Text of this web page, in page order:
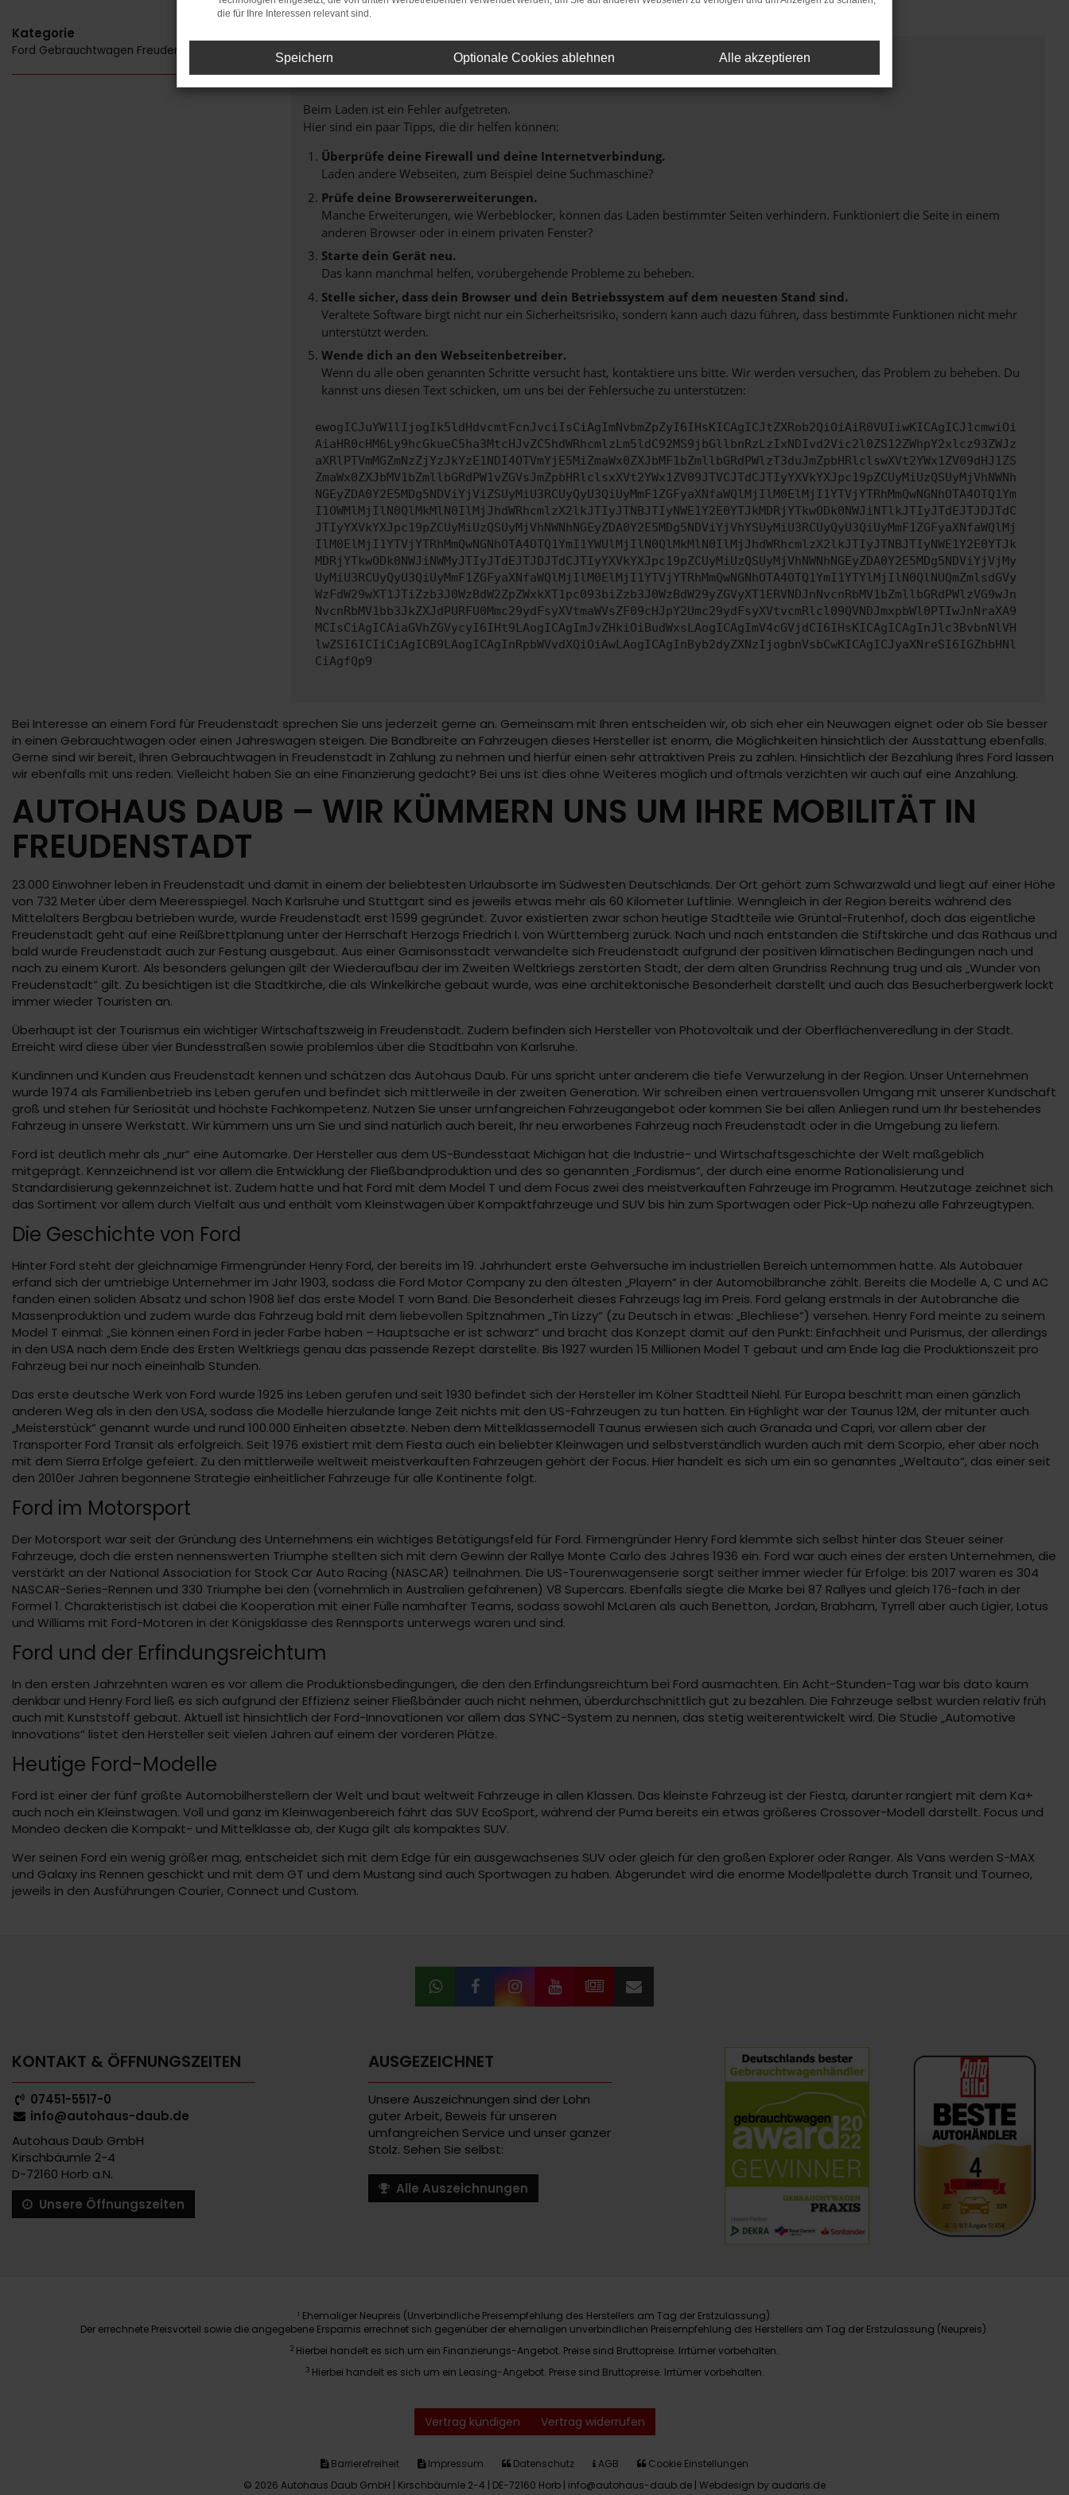
Kategorie
Ford Gebrauchtwagen Freudenstadt FEHLER: NETWORK ERROR
Beim Laden ist ein Fehler aufgetreten.
Hier sind ein paar Tipps, die dir helfen können:
Überprüfe deine Firewall und deine Internetverbindung.
Laden andere Webseiten, zum Beispiel deine Suchmaschine?
Prüfe deine Browsererweiterungen.
Manche Erweiterungen, wie Werbeblocker, können das Laden bestimmter Seiten verhindern. Funktioniert die Seite in einem
anderen Browser oder in einem privaten Fenster?
Starte dein Gerät neu.
Das kann manchmal helfen, vorübergehende Probleme zu beheben.
Stelle sicher, dass dein Browser und dein Betriebssystem auf dem neuesten Stand sind.
Veraltete Software birgt nicht nur ein Sicherheitsrisiko, sondern kann auch dazu führen, dass bestimmte Funktionen nicht mehr
unterstützt werden.
Wende dich an den Webseitenbetreiber.
Wenn du alle oben genannten Schritte versucht hast, kontaktiere uns bitte. Wir werden versuchen, das Problem zu beheben. Du
kannst uns diesen Text schicken, um uns bei der Fehlersuche zu unterstützen:
ewogICJuYW1lIjogIk5ldHdvcmtFcnJvciIsCiAgImNvbmZpZyI6IHsKICAgICJtZXRob2QiOiAiR0VUIiwKICAgICJ1cmwiOi
AiaHR0cHM6Ly9hcGkueC5ha3MtcHJvZC5hdWRhcmlzLm5ldC92MS9jbGllbnRzLzIxNDIvd2Vic2l0ZS12ZWhpY2xlcz93ZWJz
aXRlPTVmMGZmNzZjYzJkYzE1NDI4OTVmYjE5MiZmaWx0ZXJbMF1bZmllbGRdPWlzT3duJmZpbHRlclswXVt2YWx1ZV09dHJ1ZS
ZmaWx0ZXJbMV1bZmllbGRdPW1vZGVsJmZpbHRlclsxXVt2YWx1ZV09JTVCJTdCJTIyYXVkYXJpc19pZCUyMiUzQSUyMjVhNWNh
NGEyZDA0Y2E5MDg5NDViYjViZSUyMiU3RCUyQyU3QiUyMmF1ZGFyaXNfaWQlMjIlM0ElMjI1YTVjYTRhMmQwNGNhOTA4OTQ1Ym
I1OWMlMjIlN0QlMkMlN0IlMjJhdWRhcmlzX2lkJTIyJTNBJTIyNWE1Y2E0YTJkMDRjYTkwODk0NWJiNTlkJTIyJTdEJTJDJTdC
JTIyYXVkYXJpc19pZCUyMiUzQSUyMjVhNWNhNGEyZDA0Y2E5MDg5NDViYjVhYSUyMiU3RCUyQyU3QiUyMmF1ZGFyaXNfaWQlMj
IlM0ElMjI1YTVjYTRhMmQwNGNhOTA4OTQ1YmI1YWUlMjIlN0QlMkMlN0IlMjJhdWRhcmlzX2lkJTIyJTNBJTIyNWE1Y2E0YTJk
MDRjYTkwODk0NWJiNWMyJTIyJTdEJTJDJTdCJTIyYXVkYXJpc19pZCUyMiUzQSUyMjVhNWNhNGEyZDA0Y2E5MDg5NDViYjVjMy
UyMiU3RCUyQyU3QiUyMmF1ZGFyaXNfaWQlMjIlM0ElMjI1YTVjYTRhMmQwNGNhOTA4OTQ1YmI1YTYlMjIlN0QlNUQmZmlsdGVy
WzFdW29wXT1JTiZzb3J0WzBdW2ZpZWxkXT1pc093biZzb3J0WzBdW29yZGVyXT1ERVNDJnNvcnRbMV1bZmllbGRdPWlzVG9wJn
NvcnRbMV1bb3JkZXJdPURFU0Mmc29ydFsyXVtmaWVsZF09cHJpY2Umc29ydFsyXVtvcmRlcl09QVNDJmxpbWl0PTIwJnNraXA9
MCIsCiAgICAiaGVhZGVycyI6IHt9LAogICAgImJvZHkiOiBudWxsLAogICAgImV4cGVjdCI6IHsKICAgICAgInJlc3BvbnNlVH
lwZSI6ICIiCiAgICB9LAogICAgInRpbWVvdXQiOiAwLAogICAgInByb2dyZXNzIjogbnVsbCwKICAgICJyaXNreSI6IGZhbHNl
CiAgfQp9
Bei Interesse an einem Ford für Freudenstadt sprechen Sie uns jederzeit gerne an. Gemeinsam mit Ihren entscheiden wir, ob sich eher ein Neuwagen eignet oder ob Sie besser
in einen Gebrauchtwagen oder einen Jahreswagen steigen. Die Bandbreite an Fahrzeugen dieses Hersteller ist enorm, die Möglichkeiten hinsichtlich der Ausstattung ebenfalls.
Gerne sind wir bereit, Ihren Gebrauchtwagen in Freudenstadt in Zahlung zu nehmen und hierfür einen sehr attraktiven Preis zu zahlen. Hinsichtlich der Bezahlung Ihres Ford lassen
wir ebenfalls mit uns reden. Vielleicht haben Sie an eine Finanzierung gedacht? Bei uns ist dies ohne Weiteres möglich und oftmals verzichten wir auch auf eine Anzahlung.
AUTOHAUS DAUB – WIR KÜMMERN UNS UM IHRE MOBILITÄT IN
FREUDENSTADT
23.000 Einwohner leben in Freudenstadt und damit in einem der beliebtesten Urlaubsorte im Südwesten Deutschlands. Der Ort gehört zum Schwarzwald und liegt auf einer Höhe
von 732 Meter über dem Meeresspiegel. Nach Karlsruhe und Stuttgart sind es jeweils etwas mehr als 60 Kilometer Luftlinie. Wenngleich in der Region bereits während des
Mittelalters Bergbau betrieben wurde, wurde Freudenstadt erst 1599 gegründet. Zuvor existierten zwar schon heutige Stadtteile wie Grüntal-Frutenhof, doch das eigentliche
Freudenstadt geht auf eine Reißbrettplanung unter der Herrschaft Herzogs Friedrich I. von Württemberg zurück. Nach und nach entstanden die Stiftskirche und das Rathaus und
bald wurde Freudenstadt auch zur Festung ausgebaut. Aus einer Garnisonsstadt verwandelte sich Freudenstadt aufgrund der positiven klimatischen Bedingungen nach und
nach zu einem Kurort. Als besonders gelungen gilt der Wiederaufbau der im Zweiten Weltkriegs zerstörten Stadt, der dem alten Grundriss Rechnung trug und als „Wunder von
Freudenstadt“ gilt. Zu besichtigen ist die Stadtkirche, die als Winkelkirche gebaut wurde, was eine architektonische Besonderheit darstellt und auch das Besucherbergwerk lockt
immer wieder Touristen an.
Überhaupt ist der Tourismus ein wichtiger Wirtschaftszweig in Freudenstadt. Zudem befinden sich Hersteller von Photovoltaik und der Oberflächenveredlung in der Stadt.
Erreicht wird diese über vier Bundesstraßen sowie problemlos über die Stadtbahn von Karlsruhe.
Kundinnen und Kunden aus Freudenstadt kennen und schätzen das Autohaus Daub. Für uns spricht unter anderem die tiefe Verwurzelung in der Region. Unser Unternehmen
wurde 1974 als Familienbetrieb ins Leben gerufen und befindet sich mittlerweile in der zweiten Generation. Wir schreiben einen vertrauensvollen Umgang mit unserer Kundschaft
groß und stehen für Seriosität und höchste Fachkompetenz. Nutzen Sie unser umfangreichen Fahrzeugangebot oder kommen Sie bei allen Anliegen rund um Ihr bestehendes
Fahrzeug in unsere Werkstatt. Wir kümmern uns um Sie und sind natürlich auch bereit, Ihr neu erworbenes Fahrzeug nach Freudenstadt oder in die Umgebung zu liefern.
Ford ist deutlich mehr als „nur“ eine Automarke. Der Hersteller aus dem US-Bundesstaat Michigan hat die Industrie- und Wirtschaftsgeschichte der Welt maßgeblich
mitgeprägt. Kennzeichnend ist vor allem die Entwicklung der Fließbandproduktion und des so genannten „Fordismus“, der durch eine enorme Rationalisierung und
Standardisierung gekennzeichnet ist. Zudem hatte und hat Ford mit dem Model T und dem Focus zwei des meistverkauften Fahrzeuge im Programm. Heutzutage zeichnet sich
das Sortiment vor allem durch Vielfalt aus und enthält vom Kleinstwagen über Kompaktfahrzeuge und SUV bis hin zum Sportwagen oder Pick-Up nahezu alle Fahrzeugtypen.
Die Geschichte von Ford
Hinter Ford steht der gleichnamige Firmengründer Henry Ford, der bereits im 19. Jahrhundert erste Gehversuche im industriellen Bereich unternommen hatte. Als Autobauer
erfand sich der umtriebige Unternehmer im Jahr 1903, sodass die Ford Motor Company zu den ältesten „Playern“ in der Automobilbranche zählt. Bereits die Modelle A, C und AC
fanden einen soliden Absatz und schon 1908 lief das erste Model T vom Band. Die Besonderheit dieses Fahrzeugs lag im Preis. Ford gelang erstmals in der Autobranche die
Massenproduktion und zudem wurde das Fahrzeug bald mit dem liebevollen Spitznahmen „Tin Lizzy“ (zu Deutsch in etwas: „Blechliese“) versehen. Henry Ford meinte zu seinem
Model T einmal: „Sie können einen Ford in jeder Farbe haben – Hauptsache er ist schwarz“ und bracht das Konzept damit auf den Punkt: Einfachheit und Purismus, der allerdings
in den USA nach dem Ende des Ersten Weltkriegs genau das passende Rezept darstellte. Bis 1927 wurden 15 Millionen Model T gebaut und am Ende lag die Produktionszeit pro
Fahrzeug bei nur noch eineinhalb Stunden.
Das erste deutsche Werk von Ford wurde 1925 ins Leben gerufen und seit 1930 befindet sich der Hersteller im Kölner Stadtteil Niehl. Für Europa beschritt man einen gänzlich
anderen Weg als in den den USA, sodass die Modelle hierzulande lange Zeit nichts mit den US-Fahrzeugen zu tun hatten. Ein Highlight war der Taunus 12M, der mitunter auch
„Meisterstück“ genannt wurde und rund 100.000 Einheiten absetzte. Neben dem Mittelklassemodell Taunus erwiesen sich auch Granada und Capri, vor allem aber der
Transporter Ford Transit als erfolgreich. Seit 1976 existiert mit dem Fiesta auch ein beliebter Kleinwagen und selbstverständlich wurden auch mit dem Scorpio, eher aber noch
mit dem Sierra Erfolge gefeiert. Zu den mittlerweile weltweit meistverkauften Fahrzeugen gehört der Focus. Hier handelt es sich um ein so genanntes „Weltauto“, das einer seit
den 2010er Jahren begonnene Strategie einheitlicher Fahrzeuge für alle Kontinente folgt.
Ford im Motorsport
Der Motorsport war seit der Gründung des Unternehmens ein wichtiges Betätigungsfeld für Ford. Firmengründer Henry Ford klemmte sich selbst hinter das Steuer seiner
Fahrzeuge, doch die ersten nennenswerten Triumphe stellten sich mit dem Gewinn der Rallye Monte Carlo des Jahres 1936 ein. Ford war auch eines der ersten Unternehmen, die
verstärkt an der National Association for Stock Car Auto Racing (NASCAR) teilnahmen. Die US-Tourenwagenserie sorgt seither immer wieder für Erfolge: bis 2017 waren es 304
NASCAR-Series-Rennen und 330 Triumphe bei den (vornehmlich in Australien gefahrenen) V8 Supercars. Ebenfalls siegte die Marke bei 87 Rallyes und gleich 176-fach in der
Formel 1. Charakteristisch ist dabei die Kooperation mit einer Fülle namhafter Teams, sodass sowohl McLaren als auch Benetton, Jordan, Brabham, Tyrrell aber auch Ligier, Lotus
und Williams mit Ford-Motoren in der Königsklasse des Rennsports unterwegs waren und sind.
Ford und der Erfindungsreichtum
In den ersten Jahrzehnten waren es vor allem die Produktionsbedingungen, die den den Erfindungsreichtum bei Ford ausmachten. Ein Acht-Stunden-Tag war bis dato kaum
denkbar und Henry Ford ließ es sich aufgrund der Effizienz seiner Fließbänder auch nicht nehmen, überdurchschnittlich gut zu bezahlen. Die Fahrzeuge selbst wurden relativ früh
auch mit Kunststoff gebaut. Aktuell ist hinsichtlich der Ford-Innovationen vor allem das SYNC-System zu nennen, das stetig weiterentwickelt wird. Die Studie „Automotive
Innovations“ listet den Hersteller seit vielen Jahren auf einem der vorderen Plätze.
Heutige Ford-Modelle
Ford ist einer der fünf größte Automobilherstellern der Welt und baut weltweit Fahrzeuge in allen Klassen. Das kleinste Fahrzeug ist der Fiesta, darunter rangiert mit dem Ka+
auch noch ein Kleinstwagen. Voll und ganz im Kleinwagenbereich fährt das SUV EcoSport, während der Puma bereits ein etwas größeres Crossover-Modell darstellt. Focus und
Mondeo decken die Kompakt- und Mittelklasse ab, der Kuga gilt als kompaktes SUV.
Wer seinen Ford ein wenig größer mag, entscheidet sich mit dem Edge für ein ausgewachsenes SUV oder gleich für den großen Explorer oder Ranger. Als Vans werden S-MAX
und Galaxy ins Rennen geschickt und mit dem GT und dem Mustang sind auch Sportwagen zu haben. Abgerundet wird die enorme Modellpalette durch Transit und Tourneo,
jeweils in den Ausführungen Courier, Connect und Custom.
KONTAKT & ÖFFNUNGSZEITEN
07451-5517-0
info@autohaus-daub.de
Autohaus Daub GmbH
Kirschbäumle 2-4
D-72160 Horb a.N.
Unsere Öffnungszeiten
AUSGEZEICHNET
Unsere Auszeichnungen sind der Lohn
guter Arbeit, Beweis für unseren
umfangreichen Service und unser ganzer
Stolz. Sehen Sie selbst:
Alle Auszeichnungen
1 Ehemaliger Neupreis (Unverbindliche Preisempfehlung des Herstellers am Tag der Erstzulassung).
Der errechnete Preisvorteil sowie die angegebene Ersparnis errechnet sich gegenüber der ehemaligen unverbindlichen Preisempfehlung des Herstellers am Tag der Erstzulassung (Neupreis).
2 Hierbei handelt es sich um ein Finanzierungs-Angebot. Preise sind Bruttopreise. Irrtümer vorbehalten.
3 Hierbei handelt es sich um ein Leasing-Angebot. Preise sind Bruttopreise. Irrtümer vorbehalten.
Vertrag kündigen Vertrag widerrufen
Barrierefreiheit Impressum Datenschutz AGB
Cookie Einstellungen
© 2026 Autohaus Daub GmbH | Kirschbäumle 2-4 | DE-72160 Horb | info@autohaus-daub.de | Webdesign by audaris.de
die für Ihre Interessen relevant sind.
Speichern Optionale Cookies ablehnen Alle akzeptieren